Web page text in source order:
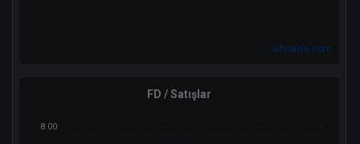
aifinable.com
FD / Satışlar
8.00